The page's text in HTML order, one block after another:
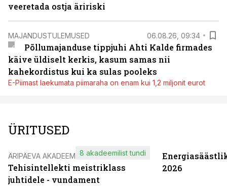
veeretada ostja äririski
MAJANDUSTULEMUSED 06.08.26, 09:34
Põllumajanduse tippjuhi Ahti Kalde firmades
käive üldiselt kerkis, kasum samas nii
kahekordistus kui ka sulas pooleks
E-Piimast laekumata piimaraha on enam kui 1,2 miljonit eurot
ÜRITUSED
ÄRIPÄEVA AKADEEMIA
Tehisintellekti meistriklass
juhtidele - vundament
8 akadeemilist tundi
2026